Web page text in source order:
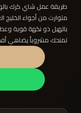
طريقة عمل شاي كرك
متوارث من أجواء الخليج
بالهيل ذو نكهة قوية
تمنحك مشروباً يضاهي